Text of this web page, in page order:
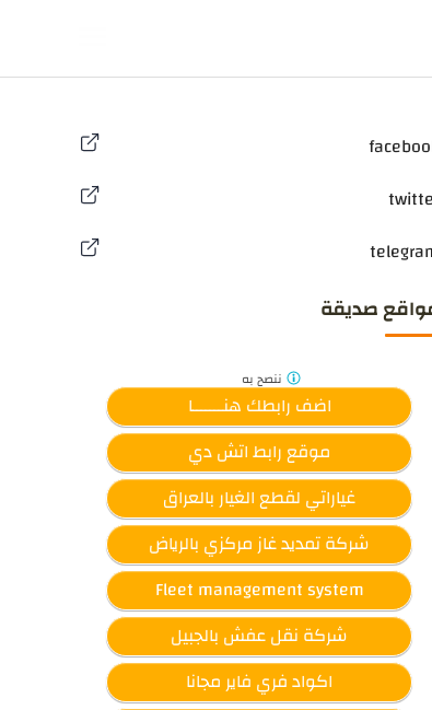
صديقة
اضف رابطك هنـــــــا
موقع رابط اتش دي
غياراتي لقطع الغيار بالعراق
شركة تمديد غاز مركزي بالرياض
Fleet management system
شركة نقل عفش بالجبيل
اكواد فري فاير مجانا
ننصح به